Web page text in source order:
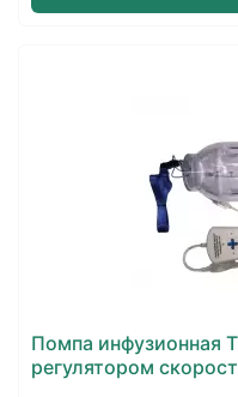
Помпа инфузионная
регулятором